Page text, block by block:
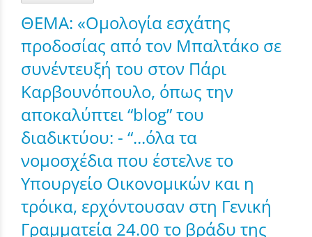
ΘΕΜΑ: «Oμολογία εσχάτης
προδοσίας από τον Μπαλτάκο σε
συνέντευξή του στον Πάρι
Καρβουνόπουλο, όπως την
αποκαλύπτει “blog” του
διαδικτύου: - “...όλα τα
νομοσχέδια που έστελνε το
Υπουργείο Οικονομικών και η
τρόικα, ερχόντουσαν στη Γενική
Γραμματεία 24.00 το βράδυ της